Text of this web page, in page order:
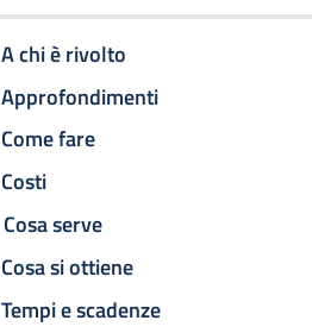
A chi è rivolto
Approfondimenti
Come fare
Costi
Cosa serve
Cosa si ottiene
Tempi e scadenze